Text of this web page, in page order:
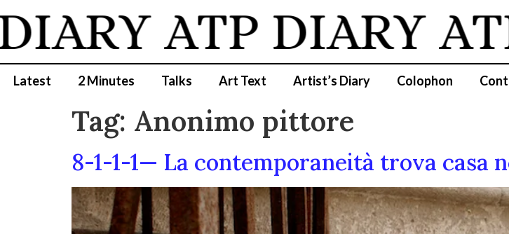
ATP DIARY
Latest 2 Minutes Talks Art Text Artist’s Diary Colophon
Tag: Anonimo pittore
8-1-1-1— La contemporaneità trova casa